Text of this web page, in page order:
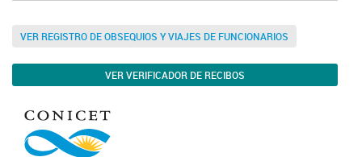
VER REGISTRO DE OBSEQUIOS Y VIAJES DE FUNCIONARIOS
VER VERIFICADOR DE RECIBOS